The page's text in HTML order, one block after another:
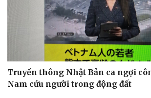
Truyền thông Nhật Bản ca ngợi
Nam cứu người trong động đất